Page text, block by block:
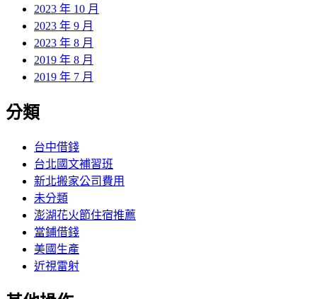
2023 年 10 月
2023 年 9 月
2023 年 8 月
2019 年 8 月
2019 年 7 月
分類
台中借錢
台北國文補習班
新北搬家公司費用
未分類
澎湖花火節住宿推薦
當鋪借錢
美國生產
近視雷射